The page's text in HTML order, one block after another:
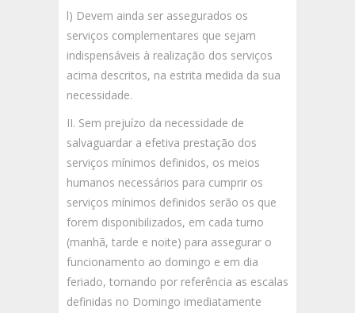
l) Devem ainda ser assegurados os
serviços complementares que sejam
indispensáveis à realização dos serviços
acima descritos, na estrita medida da sua
necessidade.
II. Sem prejuízo da necessidade de
salvaguardar a efetiva prestação dos
serviços mínimos definidos, os meios
humanos necessários para cumprir os
serviços mínimos definidos serão os que
forem disponibilizados, em cada turno
(manhã, tarde e noite) para assegurar o
funcionamento ao domingo e em dia
feriado, tomando por referência as escalas
definidas no Domingo imediatamente